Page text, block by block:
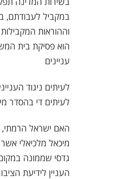
במקביל לעבודתם,
וההוראות
הוא פסיקת בית
עניינים
לעיתים ניגוד
לעיתים די בהסדר
האם ישראל
מיכאל מלכיאלי
גדסי שממונה
העניין לידיעת